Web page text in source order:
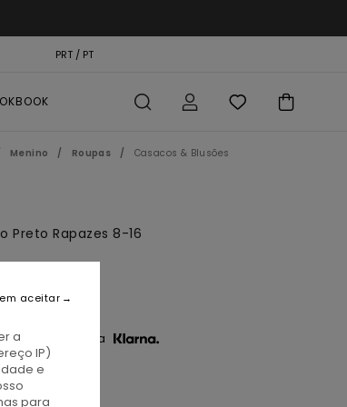
PRT / PT
Menino Roupas Casacos & Blusões
Preto Rapazes 8-16
sem juros com a
a
IP)
e
para
aceitar